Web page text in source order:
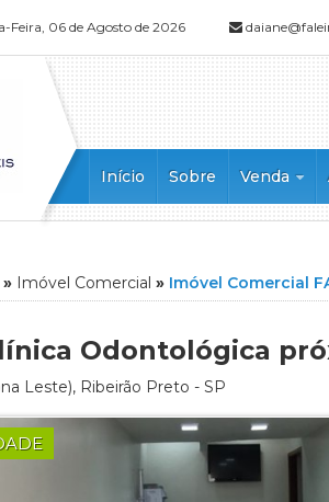
Feira, 06 de Agosto de 2026
Início Sobre Venda
Apartamento
Casa
Casa
Chácara
Cobertura
Edícula
» Imóvel Comercial » Imóvel Comercial
Odontológica
Leste), Ribeirão Preto - SP